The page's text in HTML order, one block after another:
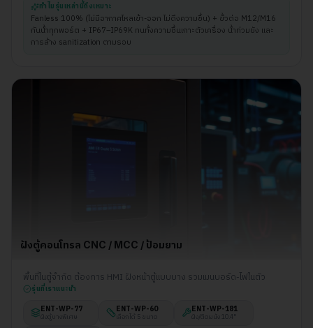
ทำไมรุ่นเหล่านี้ถึงเหมาะ
Fanless 100% (ไม่มีอากาศไหลเข้า-ออก ไม่ดึงความชื้น) + ขั้วต่อ M12/M16
กันน้ำทุกพอร์ต + IP67–IP69K ทนทั้งความชื้นเกาะตัวเครื่อง น้ำท่วมขัง และ
การล้าง sanitization ตามรอบ
ฝังตู้คอนโทรล CNC / MCC / ป้อมยาม
พื้นที่ในตู้จำกัด ต้องการ HMI ฝังหน้าตู้แบบบาง รวมเมนบอร์ด-ไฟในตัว
รุ่นที่เราแนะนำ
ENT-WP-77
ฝังตู้บางพิเศษ
ENT-WP-60
เลือกได้ 5 ขนาด
ENT-WP-181
ฝัง/ติดผนัง 10.4"